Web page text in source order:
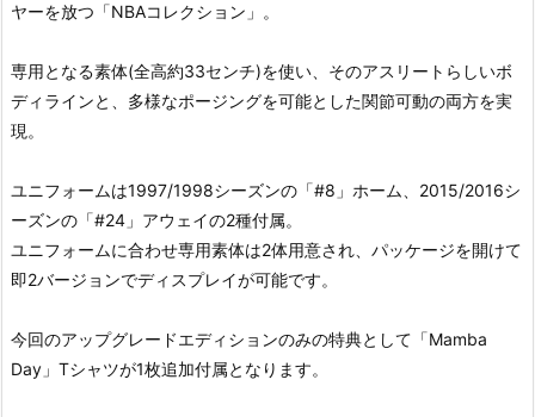
ヤーを放つ「NBAコレクション」。
専用となる素体(全高約33センチ)を使い、そのアスリートらしいボ
ディラインと、多様なポージングを可能とした関節可動の両方を実
現。
ユニフォームは1997/1998シーズンの「#8」ホーム、2015/2016シ
ーズンの「#24」アウェイの2種付属。
ユニフォームに合わせ専用素体は2体用意され、パッケージを開けて
即2バージョンでディスプレイが可能です。
今回のアップグレードエディションのみの特典として「Mamba
Day」Tシャツが1枚追加付属となります。